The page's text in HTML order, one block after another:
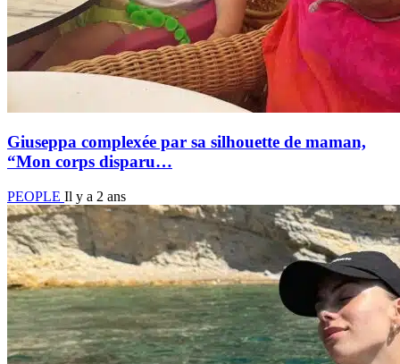
Giuseppa complexée par sa silhouette de maman,
“Mon corps disparu…
PEOPLE Il y a 2 ans